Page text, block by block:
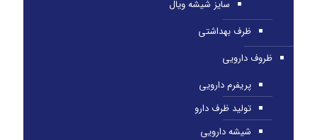
سایز شیشه ویال
ظرف بهداشتی
ظروف دارویی
پریفرم دارویی
تولید ظرف دارو
شیشه دارویی